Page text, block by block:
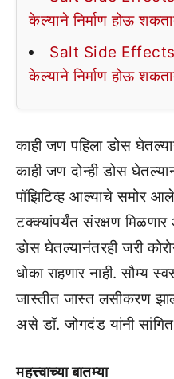
केल्याने निर्माण होऊ
Salt Side Effects
केल्याने निर्माण होऊ
काही जण पहिला डोस
काही जण दोन्ही डोस
पॉझिटिव्ह आल्याचे समोर
टक्क्यांपर्यंत संरक्षण
डोस घेतल्यानंतरही जरी
धोका राहणार नाही. सौम्य
जास्तीत जास्त लसीकरण
असे डॉ. जोगदंड यांनी
महत्त्वाच्या बातम्या